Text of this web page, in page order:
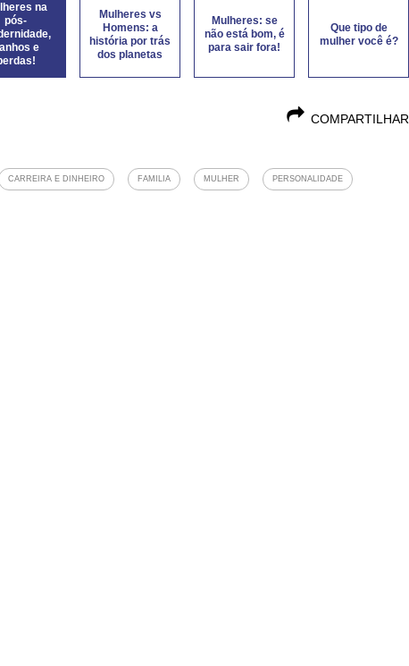
na
pós-
e
Mulheres vs
Homens: a
história por trás
dos planetas
Mulheres: se
não está bom, é
para sair fora!
Que tipo de
mulher você é?
COMPARTILHAR
CARREIRA E DINHEIRO FAMILIA MULHER PERSONALIDADE